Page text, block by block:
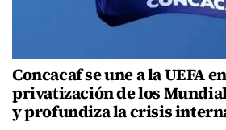
Concacaf se une a la UEFA
privatización de los
y profundiza la crisis